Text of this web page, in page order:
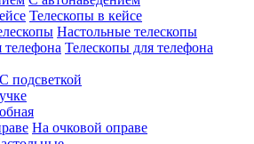
Телескопы в кейсе
Настольные телескопы
Телескопы для телефона
С подсветкой
На очковой оправе